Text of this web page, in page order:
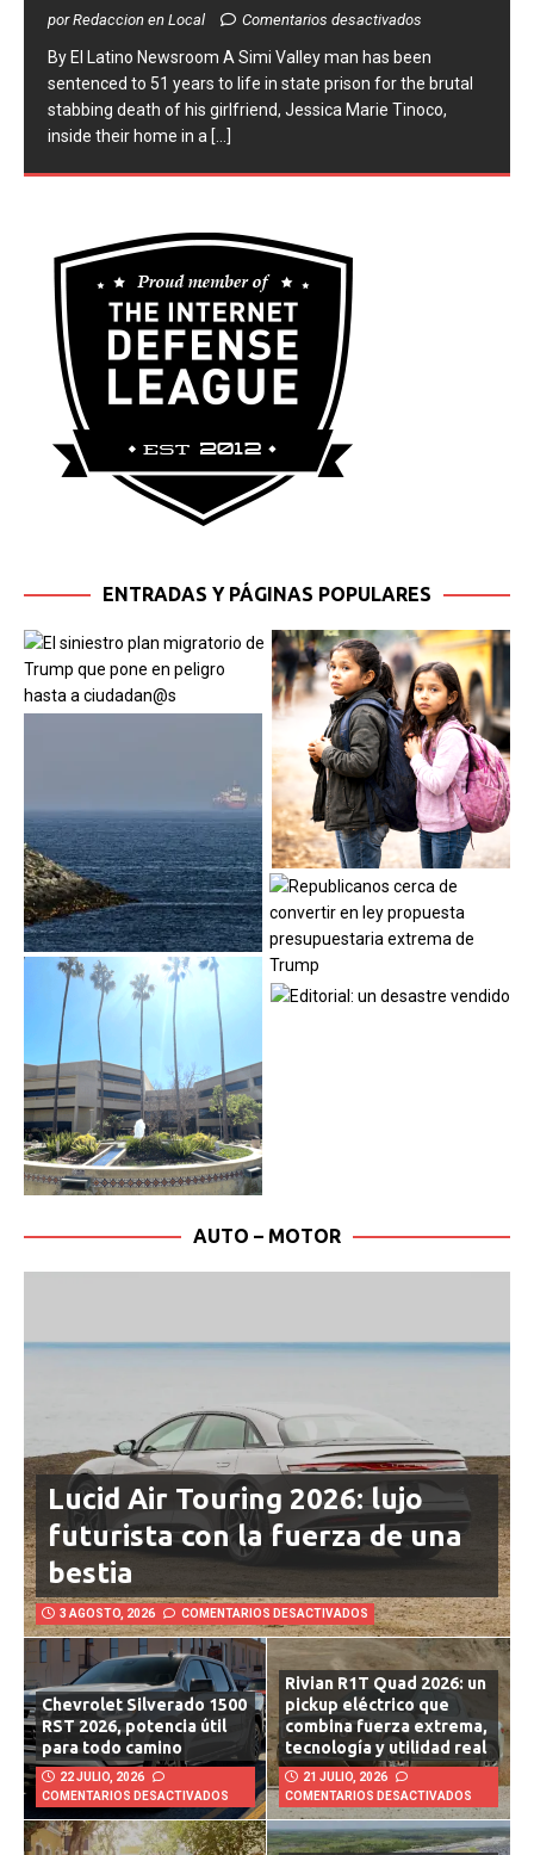
por Redaccion en Local Comentarios desactivados
​By El Latino Newsroom ​A Simi Valley man has been
sentenced to 51 years to life in state prison for the brutal
stabbing death of his girlfriend, Jessica Marie Tinoco,
inside their home in a [...]
ENTRADAS Y PÁGINAS POPULARES
AUTO – MOTOR
Lucid Air Touring 2026: lujo
futurista con la fuerza de una
bestia
3 AGOSTO, 2026 COMENTARIOS DESACTIVADOS
Chevrolet Silverado 1500
RST 2026, potencia útil
para todo camino
22 JULIO, 2026
COMENTARIOS DESACTIVADOS
Rivian R1T Quad 2026: un
pickup eléctrico que
combina fuerza extrema,
tecnología y utilidad real
21 JULIO, 2026
COMENTARIOS DESACTIVADOS